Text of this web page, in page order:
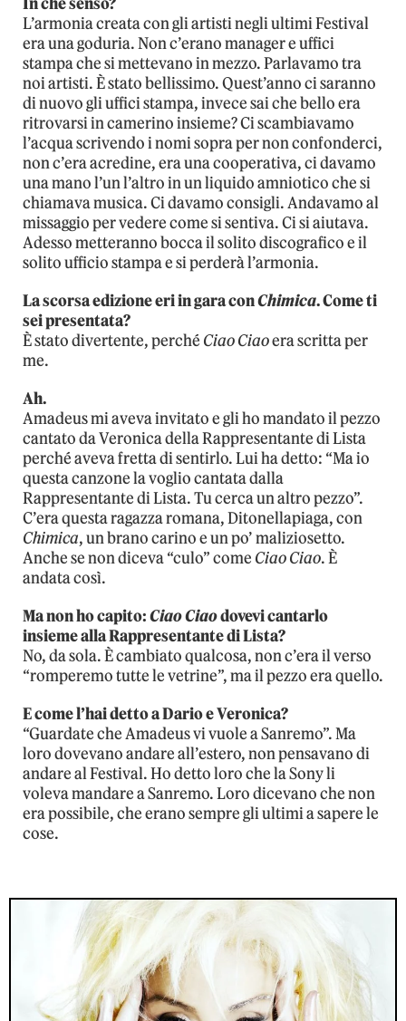
L’armonia creata con gli artisti negli ultimi Festival
era una goduria. Non c’erano manager e uffici
stampa che si mettevano in mezzo. Parlavamo tra
noi artisti. È stato bellissimo. Quest’anno ci saranno
di nuovo gli uffici stampa, invece sai che bello era
ritrovarsi in camerino insieme? Ci scambiavamo
l’acqua scrivendo i nomi sopra per non confonderci,
non c’era acredine, era una cooperativa, ci davamo
una mano l’un l’altro in un liquido amniotico che si
chiamava musica. Ci davamo consigli. Andavamo al
missaggio per vedere come si sentiva. Ci si aiutava.
Adesso metteranno bocca il solito discografico e il
solito ufficio stampa e si perderà l’armonia.
La scorsa edizione eri in gara conChimica. Come ti
sei presentata?
È stato divertente, perché Ciao Ciaoera scritta per
me.
Ah.
Amadeus mi aveva invitato e gli ho mandato il pezzo
cantato da Veronica della Rappresentante di Lista
perché aveva fretta di sentirlo. Lui ha detto: “Ma io
questa canzone la voglio cantata dalla
Rappresentante di Lista. Tu cerca un altro pezzo”.
C’era questa ragazza romana, Ditonellapiaga, con
Chimica, un brano carino e un po’ maliziosetto.
Anche se non diceva “culo” come Ciao Ciao. È
andata così.
Ma non ho capito:Ciao Ciaodovevi cantarlo
insieme alla Rappresentante di Lista?
No, da sola. È cambiato qualcosa, non c’era il verso
“romperemo tutte le vetrine”, ma il pezzo era quello.
E come l’hai detto a Dario e Veronica?
“Guardate che Amadeus vi vuole a Sanremo”. Ma
loro dovevano andare all’estero, non pensavano di
andare al Festival. Ho detto loro che la Sony li
voleva mandare a Sanremo. Loro dicevano che non
era possibile, che erano sempre gli ultimi a sapere le
cose.